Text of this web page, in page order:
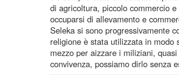
di agricoltura, piccolo commercio
occuparsi di allevamento e
Seleka si sono progressivamente
religione è stata utilizzata in
mezzo per aizzare i miliziani,
convivenza, possiamo dirlo senza